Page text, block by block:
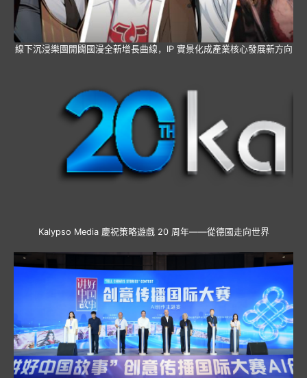
線下沉浸樂園開闢國漫全新增長曲線，IP 實景化成產業核心發展新方向
Kalypso Media 慶祝策略遊戲 20 周年——從德國走向世界